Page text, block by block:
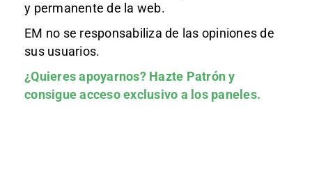
y permanente de la web.
EM no se responsabiliza de las opiniones de
sus usuarios.
¿Quieres apoyarnos? Hazte Patróny
consigue acceso exclusivo a los paneles.